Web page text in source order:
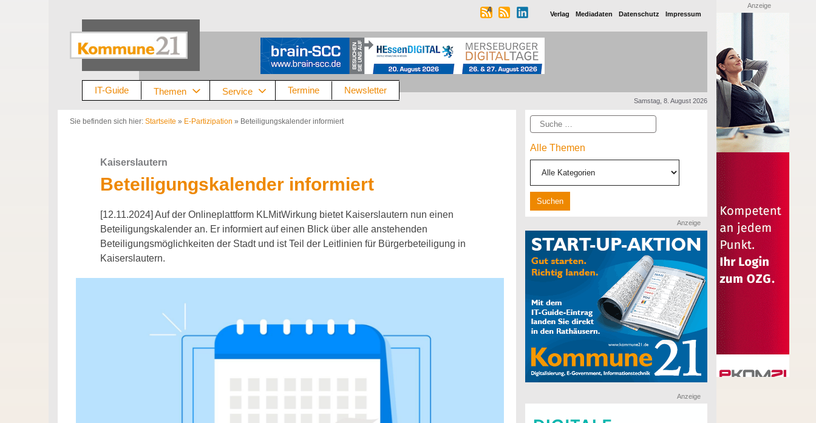
Verlag Mediadaten Datenschutz Impressum
IT-Guide Themen Service Termine Newsletter
Samstag, 8. August 2026
Sie befinden sich hier: Startseite » E-Partizipation » Beteiligungskalender informiert
Kaiserslautern
Beteiligungskalender informiert
[12.11.2024] Auf der Onlineplattform KLMitWirkung bietet Kaiserslautern nun einen
Beteiligungskalender an. Er informiert auf einen Blick über alle anstehenden
Beteiligungsmöglichkeiten der Stadt und ist Teil der Leitlinien für Bürgerbeteiligung in
Kaiserslautern.
Suche
Alle Themen
Anzeige
Anzeige
Anzeige